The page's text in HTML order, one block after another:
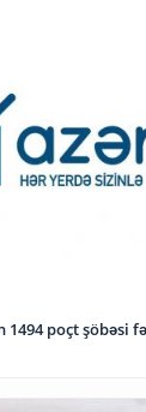
1494 poçt şöbəsi